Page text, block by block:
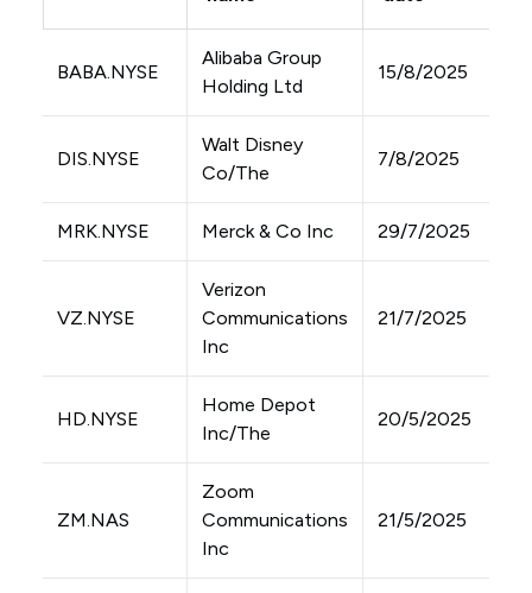
BABA.NYSE
Alibaba Group
Holding Ltd
15/8/2025
DIS.NYSE
Walt Disney
Co/The
7/8/2025
MRK.NYSE Merck & Co Inc 29/7/2025
VZ.NYSE
Verizon
Communications
Inc
21/7/2025
HD.NYSE
Home Depot
Inc/The
20/5/2025
ZM.NAS
Zoom
Communications
Inc
21/5/2025